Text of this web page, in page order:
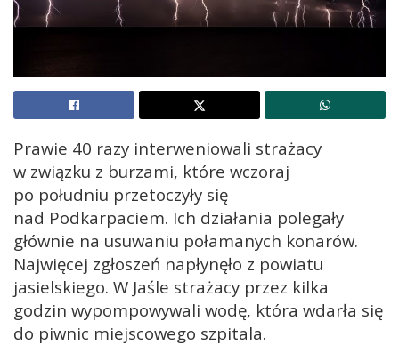
Prawie 40 razy interweniowali strażacy
w związku z burzami, które wczoraj
po południu przetoczyły się
nad Podkarpaciem. Ich działania polegały
głównie na usuwaniu połamanych konarów.
Najwięcej zgłoszeń napłynęło z powiatu
jasielskiego. W Jaśle strażacy przez kilka
godzin wypompowywali wodę, która wdarła się
do piwnic miejscowego szpitala.